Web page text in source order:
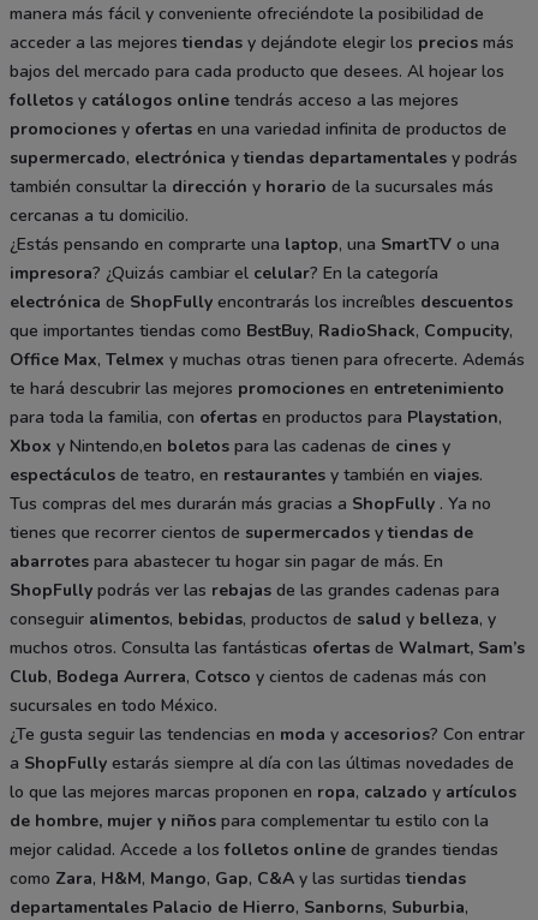
manera más fácil y conveniente ofreciéndote la posibilidad de
acceder a las mejorestiendas y dejándote elegir los precios más
bajos del mercado para cada producto que desees. Al hojear los
folletos y catálogos online tendrás acceso a las mejores
promociones y ofertas en una variedad infinita de productos de
supermercado, electrónica ytiendas departamentales y podrás
también consultar la dirección y horario de la sucursales más
cercanas a tu domicilio.
¿Estás pensando en comprarte una laptop, una SmartTV o una
impresora? ¿Quizás cambiar el celular? En la categoría
electrónica de ShopFully encontrarás los increíbles descuentos
que importantes tiendas como BestBuy, RadioShack, Compucity,
Office Max, Telmex y muchas otras tienen para ofrecerte. Además
te hará descubrir las mejores promociones en entretenimiento
para toda la familia, con ofertas en productos para Playstation,
Xbox y Nintendo,en boletos para las cadenas de cines y
espectáculos de teatro, en restaurantes y también en viajes.
Tus compras del mes durarán más gracias a ShopFully . Ya no
tienes que recorrer cientos de supermercados ytiendas de
abarrotes para abastecer tu hogar sin pagar de más. En
ShopFully podrás ver las rebajas de las grandes cadenas para
conseguir alimentos, bebidas, productos de salud y belleza, y
muchos otros. Consulta las fantásticas ofertas de Walmart, Sam’s
Club, Bodega Aurrera, Cotsco y cientos de cadenas más con
sucursales en todo México.
¿Te gusta seguir las tendencias en moda y accesorios? Con entrar
a ShopFully estarás siempre al día con las últimas novedades de
lo que las mejores marcas proponen en ropa, calzado y artículos
de hombre, mujer y niños para complementar tu estilo con la
mejor calidad. Accede a losfolletos online de grandes tiendas
como Zara, H&M, Mango, Gap, C&A y las surtidastiendas
departamentales Palacio de Hierro, Sanborns, Suburbia,